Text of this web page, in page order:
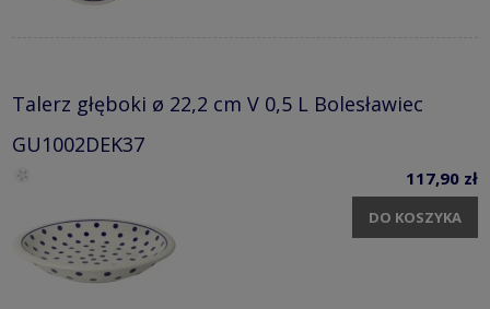
Talerz głęboki ø 22,2 cm V 0,5 L Bolesławiec
GU1002DEK37
117,90 zł
DO KOSZYKA